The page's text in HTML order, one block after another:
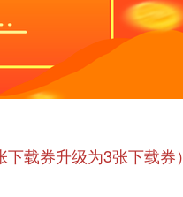
下载券升级为3张下载券）